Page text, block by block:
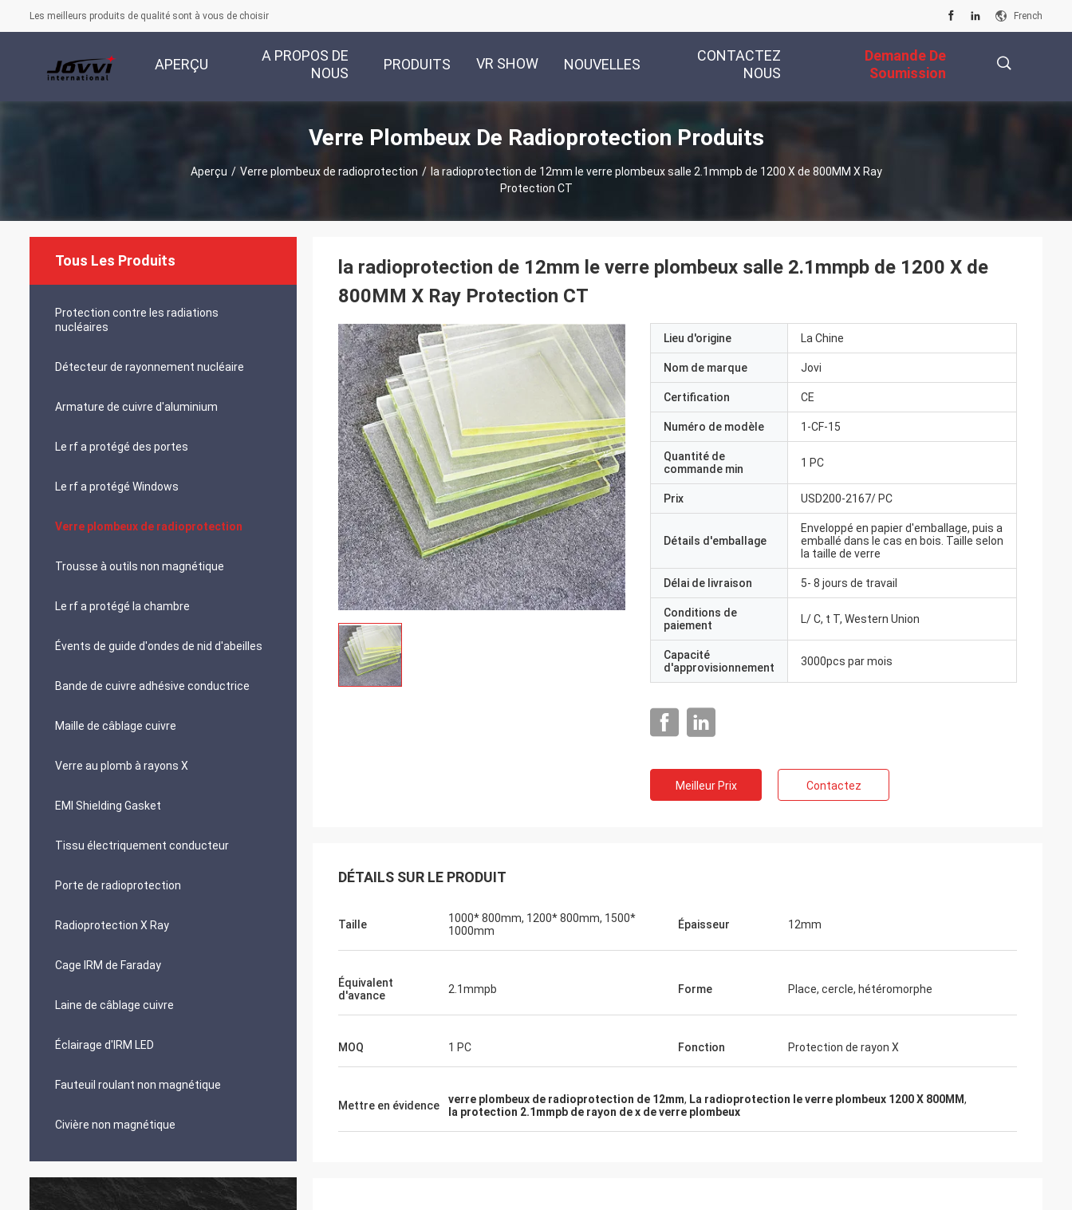
Les meilleurs produits de qualité sont à vous de choisir French
APERÇU
A PROPOS DE
NOUS
PRODUITS VR SHOW NOUVELLES
CONTACTEZ
NOUS
Demande De
Soumission
Verre Plombeux De Radioprotection Produits
Aperçu / Verre plombeux de radioprotection / la radioprotection de 12mm le verre plombeux salle 2.1mmpb de 1200 X de 800MM X Ray
Protection CT
Tous Les Produits
Protection contre les radiations
nucléaires
Détecteur de rayonnement nucléaire
Armature de cuivre d'aluminium
Le rf a protégé des portes
Le rf a protégé Windows
Verre plombeux de radioprotection
Trousse à outils non magnétique
Le rf a protégé la chambre
Évents de guide d'ondes de nid d'abeilles
Bande de cuivre adhésive conductrice
Maille de câblage cuivre
Verre au plomb à rayons X
EMI Shielding Gasket
Tissu électriquement conducteur
Porte de radioprotection
Radioprotection X Ray
Cage IRM de Faraday
Laine de câblage cuivre
Éclairage d'IRM LED
Fauteuil roulant non magnétique
Civière non magnétique
la radioprotection de 12mm le verre plombeux salle 2.1mmpb de 1200 X de
800MM X Ray Protection CT
Lieu d'origine La Chine
Nom de marque Jovi
Certification CE
Numéro de modèle 1-CF-15
Quantité de
commande min
1 PC
Prix USD200-2167/ PC
Détails d'emballage
Enveloppé en papier d'emballage, puis a
emballé dans le cas en bois. Taille selon
la taille de verre
Délai de livraison 5- 8 jours de travail
Conditions de
paiement
L/ C, t T, Western Union
Capacité
d'approvisionnement
3000pcs par mois
Meilleur Prix Contactez
DÉTAILS SUR LE PRODUIT
Taille
1000* 800mm, 1200* 800mm, 1500*
1000mm
Épaisseur 12mm
Équivalent
d'avance
2.1mmpb Forme Place, cercle, hétéromorphe
MOQ 1 PC Fonction Protection de rayon X
Mettre en évidence verre plombeux de radioprotection de 12mm, La radioprotection le verre plombeux 1200 X 800MM,
la protection 2.1mmpb de rayon de x de verre plombeux